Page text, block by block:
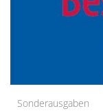
Sonderausgaben